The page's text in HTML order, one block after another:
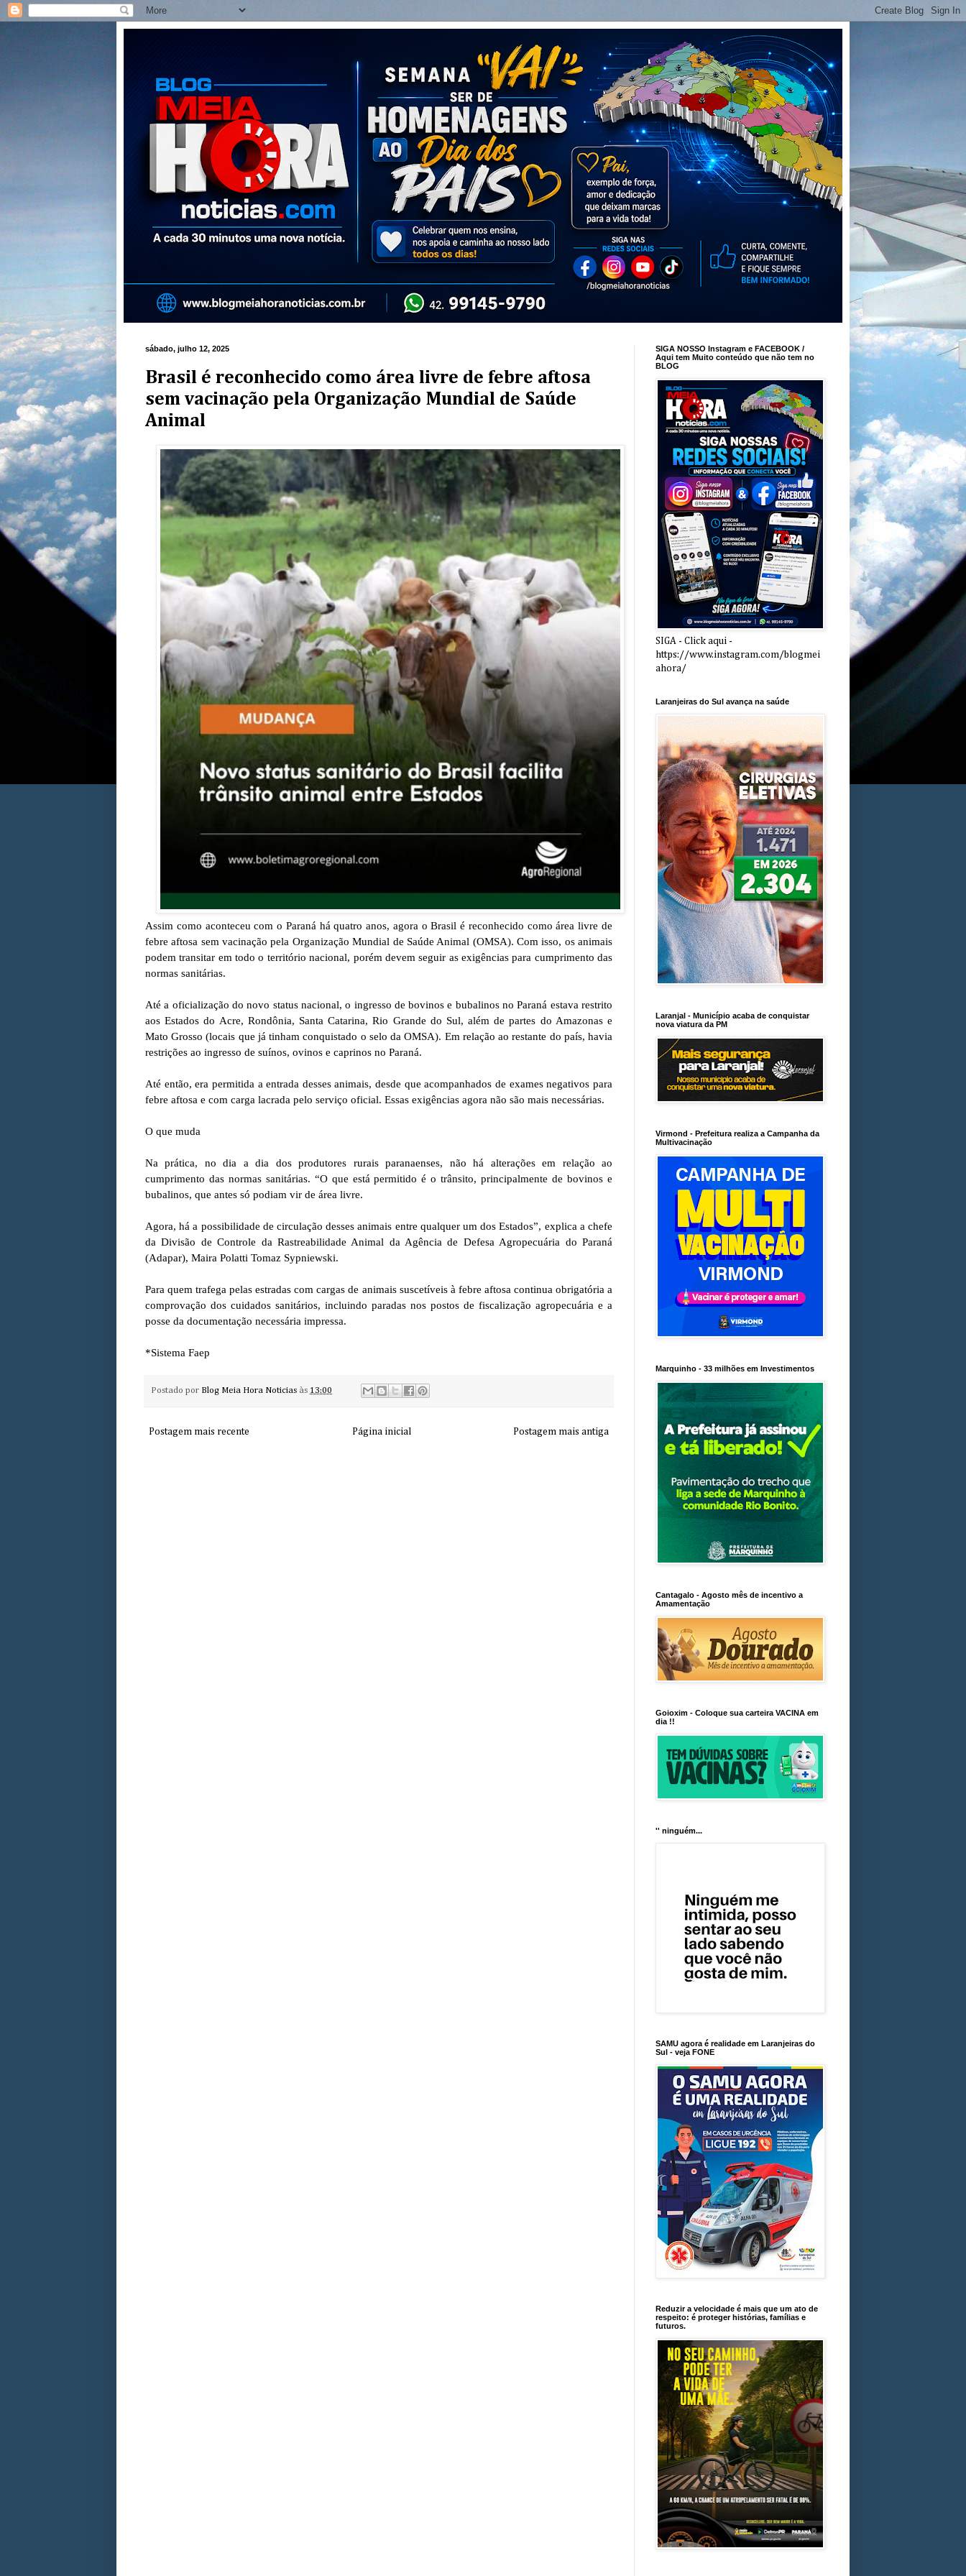
sábado, julho 12, 2025
Brasil é reconhecido como área livre de febre aftosa
sem vacinação pela Organização Mundial de Saúde
Animal
Assim como aconteceu com o Paraná há quatro anos, agora o Brasil é reconhecido como área livre de
febre aftosa sem vacinação pela Organização Mundial de Saúde Animal (OMSA). Com isso, os animais
podem transitar em todo o território nacional, porém devem seguir as exigências para cumprimento das
normas sanitárias.
Até a oficialização do novo status nacional, o ingresso de bovinos e bubalinos no Paraná estava restrito
aos Estados do Acre, Rondônia, Santa Catarina, Rio Grande do Sul, além de partes do Amazonas e
Mato Grosso (locais que já tinham conquistado o selo da OMSA). Em relação ao restante do país, havia
restrições ao ingresso de suínos, ovinos e caprinos no Paraná.
Até então, era permitida a entrada desses animais, desde que acompanhados de exames negativos para
febre aftosa e com carga lacrada pelo serviço oficial. Essas exigências agora não são mais necessárias.
O que muda
Na prática, no dia a dia dos produtores rurais paranaenses, não há alterações em relação ao
cumprimento das normas sanitárias. “O que está permitido é o trânsito, principalmente de bovinos e
bubalinos, que antes só podiam vir de área livre.
Agora, há a possibilidade de circulação desses animais entre qualquer um dos Estados”, explica a chefe
da Divisão de Controle da Rastreabilidade Animal da Agência de Defesa Agropecuária do Paraná
(Adapar), Maira Polatti Tomaz Sypniewski.
Para quem trafega pelas estradas com cargas de animais suscetíveis à febre aftosa continua obrigatória a
comprovação dos cuidados sanitários, incluindo paradas nos postos de fiscalização agropecuária e a
posse da documentação necessária impressa.
*Sistema Faep
Postado por Blog Meia Hora Noticias às 13:00
Postagem mais recente Postagem mais antiga
Página inicial
SIGA NOSSO Instagram e FACEBOOK /
Aqui tem Muito conteúdo que não tem no
BLOG
SIGA - Click aqui -
https://www.instagram.com/blogmei
ahora/
Laranjeiras do Sul avança na saúde
Laranjal - Município acaba de conquistar
nova viatura da PM
Virmond - Prefeitura realiza a Campanha da
Multivacinação
Marquinho - 33 milhões em Investimentos
Cantagalo - Agosto mês de incentivo a
Amamentação
Goioxim - Coloque sua carteira VACINA em
dia !!
'' ninguém...
SAMU agora é realidade em Laranjeiras do
Sul - veja FONE
Reduzir a velocidade é mais que um ato de
respeito: é proteger histórias, famílias e
futuros.